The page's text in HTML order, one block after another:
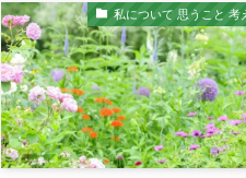
私について 思うこと 考